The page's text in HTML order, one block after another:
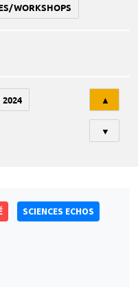
WORKSHOPS
2024 ▲
▼
SCIENCES ECHOS